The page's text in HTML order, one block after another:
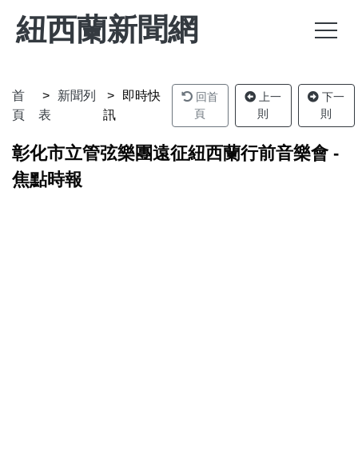
紐西蘭新聞網
首
頁
新聞列
表
即時快
訊
回首
頁
上一
則
下一
則
彰化市立管弦樂團遠征紐西蘭行前音樂會 -
焦點時報